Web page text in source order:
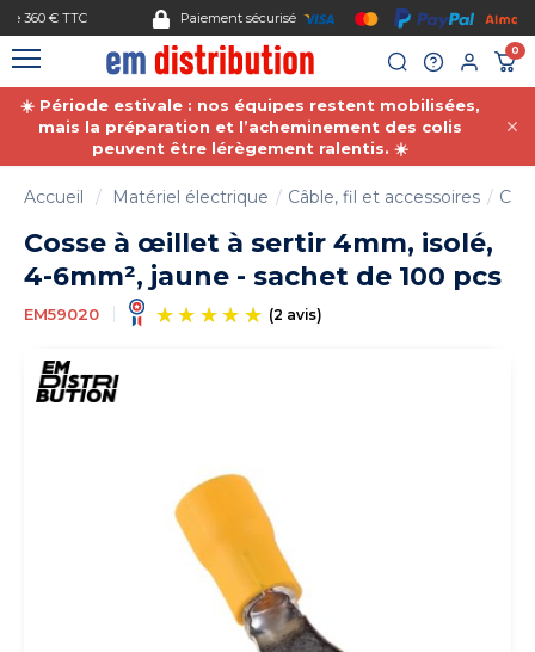
Paiement sécurisé
0
☀️ Période estivale : nos équipes restent mobilisées,
mais la préparation et l’acheminement des colis
peuvent être lérègement ralentis. ☀️
Accueil Matériel électrique Câble, fil et accessoires
Cosse à œillet à sertir 4mm, isolé,
4-6mm², jaune - sachet de 100 pcs
EM59020
Gestion des cookies